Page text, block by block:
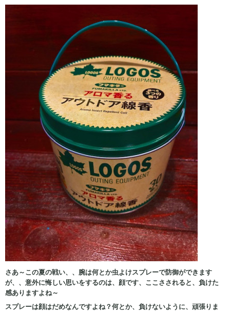
さあ～この夏の戦い、、腕は何とか虫よけスプレーで防御ができます
が、、意外に悔しい思いをするのは、顔です、ここさされると、負けた
感ありますよね～
スプレーは顔はだめなんですよね？何とか、負けないように、頑張りま